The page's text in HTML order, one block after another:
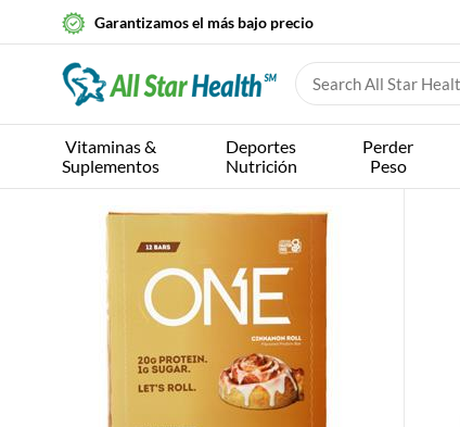
Garantizamos el más bajo precio
Vitaminas &
Suplementos
Deportes
Nutrición
Perder
Peso